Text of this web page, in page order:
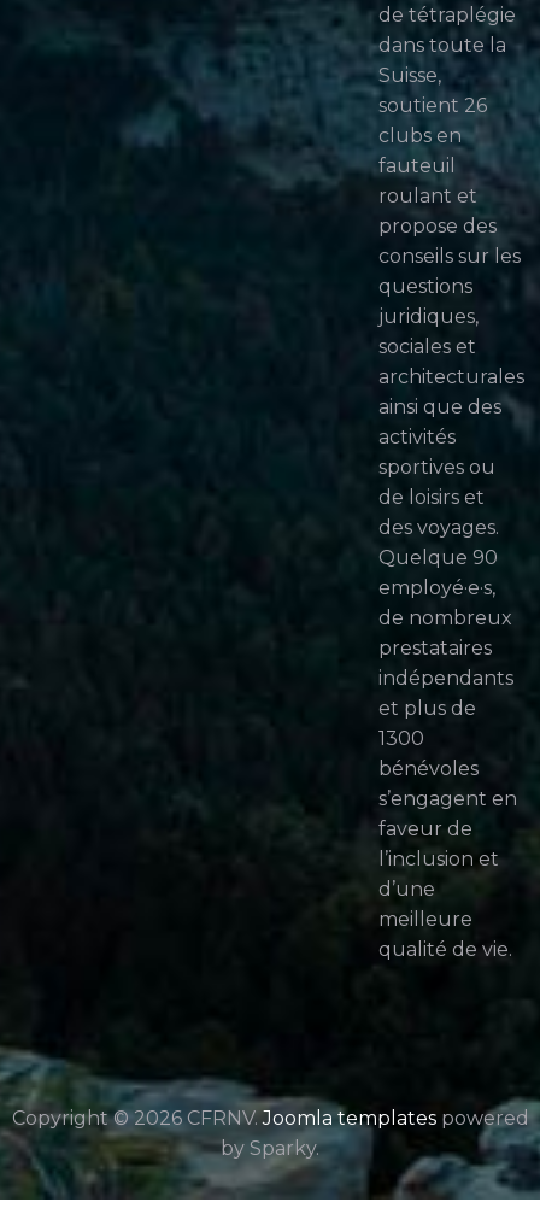
de tétraplégie
dans toute la
Suisse,
soutient 26
clubs en
fauteuil
roulant et
propose des
conseils sur les
questions
juridiques,
sociales et
architecturales
ainsi que des
activités
sportives ou
de loisirs et
des voyages.
Quelque 90
employé·e·s,
de nombreux
prestataires
indépendants
et plus de
1300
bénévoles
s’engagent en
faveur de
l’inclusion et
d’une
meilleure
qualité de vie.
Copyright © 2026 CFRNV.Joomla templatespowered
by Sparky.